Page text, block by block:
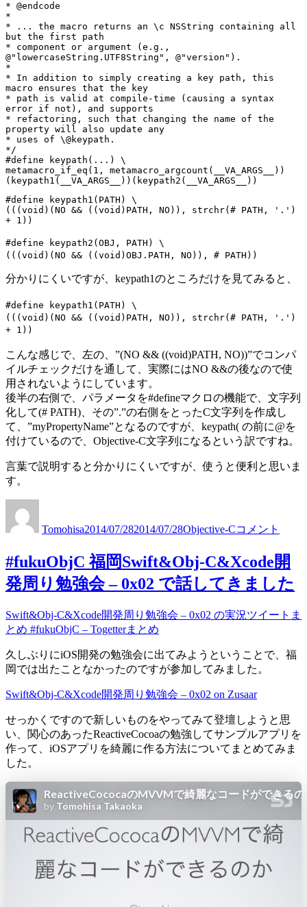
* @endcode
*
* ... the macro returns an \c NSString containing all
but the first path
* component or argument (e.g.,
@"lowercaseString.UTF8String", @"version").
*
* In addition to simply creating a key path, this
macro ensures that the key
* path is valid at compile-time (causing a syntax
error if not), and supports
* refactoring, such that changing the name of the
property will also update any
* uses of \@keypath.
*/
#define keypath(...) \
metamacro_if_eq(1, metamacro_argcount(__VA_ARGS__))
(keypath1(__VA_ARGS__))(keypath2(__VA_ARGS__))
#define keypath1(PATH) \
(((void)(NO && ((void)PATH, NO)), strchr(# PATH, '.')
+ 1))
#define keypath2(OBJ, PATH) \
(((void)(NO && ((void)OBJ.PATH, NO)), # PATH))
分かりにくいですが、keypath1のところだけを見てみると、
#define keypath1(PATH) \
(((void)(NO && ((void)PATH, NO)), strchr(# PATH, '.')
+ 1))
こんな感じで、左の、”(NO && ((void)PATH, NO))”でコンパ
イルチェックだけを通して、実際にはNO &&の後なので使
用されないようにしています。
後半の右側で、パラメータを#defineマクロの機能で、文字列
化して(# PATH)、その”.”の右側をとったC文字列を作成し
て、”myPropertyName”となるのですが、keypath( の前に@を
付けているので、Objective-C文字列になるという訳ですね。
言葉で説明すると分かりにくいですが、使うと便利と思いま
す。
者
Tomohisa日:
2014/07/282014/07/28ゴ
ー
Objective-C@
で
Objective-
C
の
プ
テ
ィ
を
字
列
化
る
に
コメント
#fukuObjC 福岡Swift&Obj-C&Xcode開
発周り勉強会 – 0x02 で話してきました
Swift&Obj-C&Xcode開発周り勉強会 – 0x02 の実況ツイートま
とめ #fukuObjC – Togetterまとめ
久しぶりにiOS開発の勉強会に出てみようということで、福
岡では出たことなかったのですが参加してみました。
Swift&Obj-C&Xcode開発周り勉強会 – 0x02 on Zusaar
せっかくですので新しいものをやってみて登壇しようと思
い、関心のあったReactiveCocoaの勉強してサンプルアプリを
作って、iOSアプリを綺麗に作る方法についてまとめてみま
した。